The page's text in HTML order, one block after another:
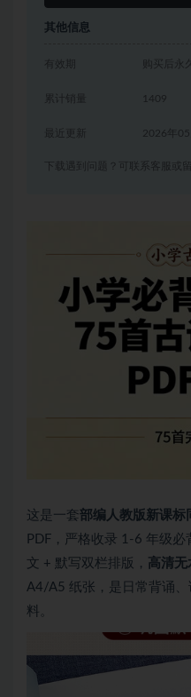
其他信息
有效期 购买后永
累计销量 1409
2026年05
下载遇到问题？可联系客服或
这是一套部编人教版新课标
PDF，严格收录 1-6 年级
文 + 默写双栏排版， 高清无
A4/A5 纸张，是日常背诵
料。